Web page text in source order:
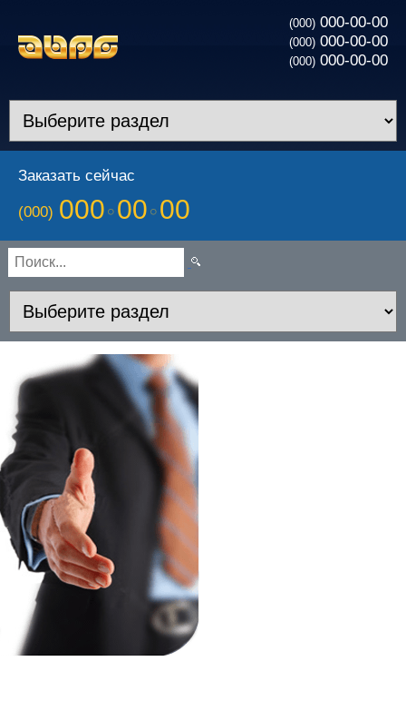
(000) 000-00-00
(000) 000-00-00
(000) 000-00-00
Заказать сейчас
(000) 000 00 00